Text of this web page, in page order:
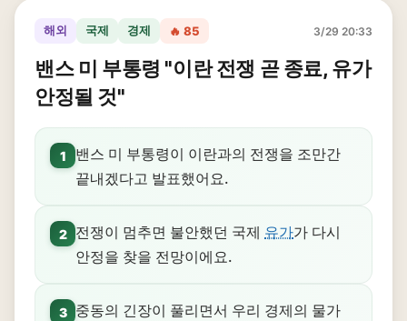
해외 국제 경제 🔥 85 3/29 20:33
밴스 미 부통령 "이란 전쟁 곧 종료, 유가
안정될 것"
1
밴스 미 부통령이 이란과의 전쟁을 조만간
끝내겠다고 발표했어요.
2 전쟁이 멈추면 불안했던 국제 유가가 다시
안정을 찾을 전망이에요.
3
중동의 긴장이 풀리면서 우리 경제의 물가